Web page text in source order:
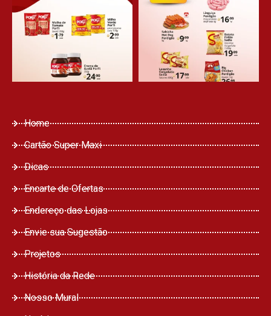
Home
Cartão Super Maxi
Dicas
Encarte de Ofertas
Endereço das Lojas
Envie sua Sugestão
Projetos
História da Rede
Nosso Mural